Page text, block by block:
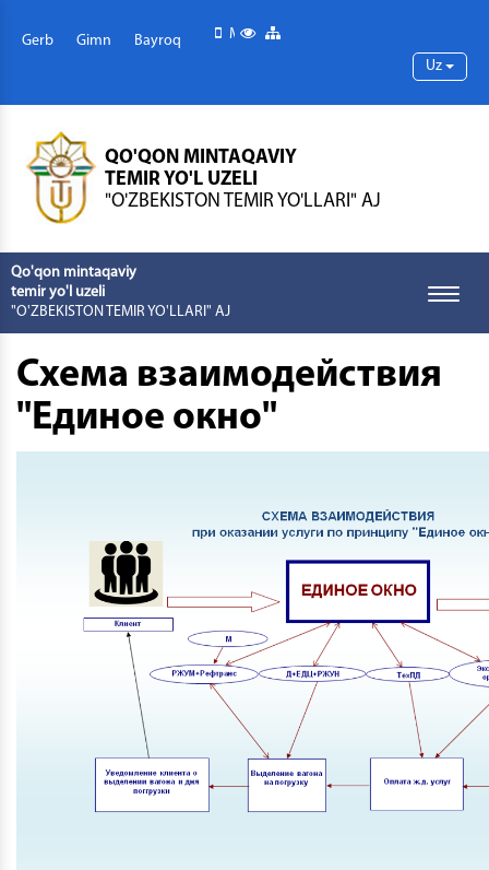
Gerb Gimn Bayroq Mobil versiya
Maxsus imkoniyatlar
Uz
QO'QON MINTAQAVIY
TEMIR YO'L UZELI
"O'ZBEKISTON TEMIR YO'LLARI" AJ
Qo'qon mintaqaviy
temir yo'l uzeli
"O'ZBEKISTON TEMIR YO'LLARI" AJ
Toggle
Схема взаимодействия
"Единое окно"